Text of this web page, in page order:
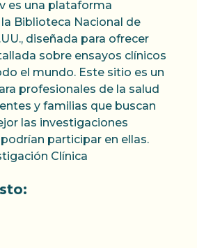
es una plataforma
Biblioteca Nacional de
diseñada para ofrecer
sobre ensayos clínicos
el mundo. Este sitio es un
profesionales de la salud
y familias que buscan
las investigaciones
participar en ellas.
Clínica